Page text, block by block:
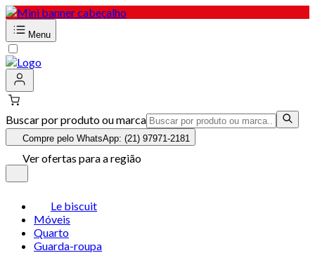
Menu
Buscar por produto ou marca
Compre pelo WhatsApp: (21) 97971-2181
Ver ofertas para a região
Le biscuit
Móveis
Quarto
Guarda-roupa